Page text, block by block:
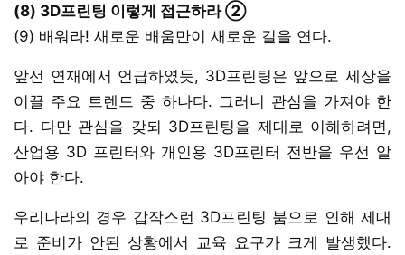
(8) 3D프린팅 이렇게 접근하라 ②
(9) 배워라! 새로운 배움만이 새로운 길을 연다.
앞선 연재에서 언급하였듯, 3D프린팅은 앞으로 세상을
이끌 주요 트렌드 중 하나다. 그러니 관심을 가져야 한
다. 다만 관심을 갖되 3D프린팅을 제대로 이해하려면,
산업용 3D 프린터와 개인용 3D프린터 전반을 우선 알
아야 한다.
우리나라의 경우 갑작스런 3D프린팅 붐으로 인해 제대
로 준비가 안된 상황에서 교육 요구가 크게 발생했다.